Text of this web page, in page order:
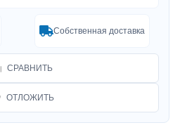
Собственная доставка
СРАВНИТЬ
ОТЛОЖИТЬ